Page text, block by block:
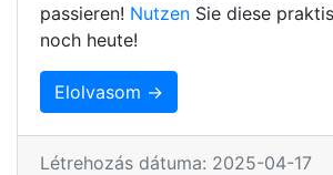
passieren! Nutzen Sie diese
noch heute!
Elolvasom →
Létrehozás dátuma: 2025-04-17